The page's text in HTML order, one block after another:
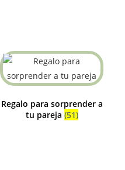
Regalo para sorprender a
tu pareja (51)